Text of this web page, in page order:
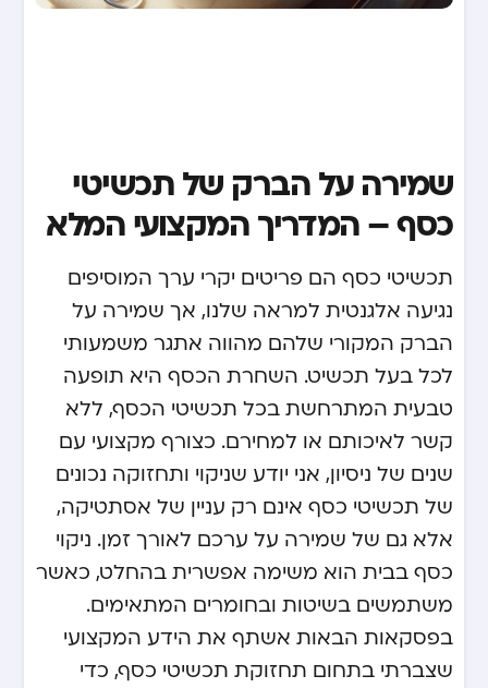
שמירה על הברק של תכשיטי
כסף – המדריך המקצועי המלא
תכשיטי כסף הם פריטים יקרי ערך המוסיפים
נגיעה אלגנטית למראה שלנו, אך שמירה על
הברק המקורי שלהם מהווה אתגר משמעותי
לכל בעל תכשיט. השחרת הכסף היא תופעה
טבעית המתרחשת בכל תכשיטי הכסף, ללא
קשר לאיכותם או למחירם. כצורף מקצועי עם
שנים של ניסיון, אני יודע שניקוי ותחזוקה נכונים
של תכשיטי כסף אינם רק עניין של אסתטיקה,
אלא גם של שמירה על ערכם לאורך זמן. ניקוי
כסף בבית הוא משימה אפשרית בהחלט, כאשר
משתמשים בשיטות ובחומרים המתאימים.
בפסקאות הבאות אשתף את הידע המקצועי
שצברתי בתחום תחזוקת תכשיטי כסף, כדי